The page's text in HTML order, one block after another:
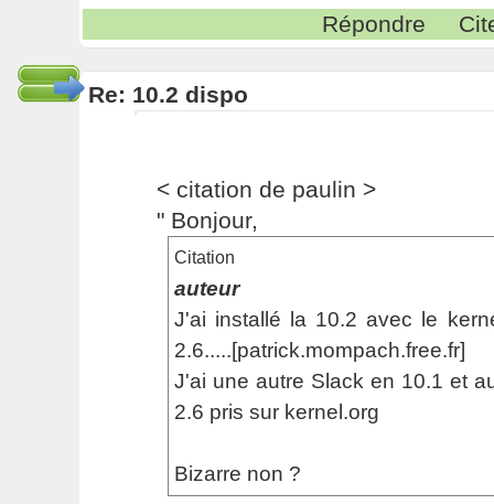
Répondre
Re: 10.2 dispo
< citation de paulin >
" Bonjour,
Citation
auteur
J'ai installé la 10.2 avec le
2.6.....[patrick.mompach.free.fr]
J'ai une autre Slack en 10.1 et
2.6 pris sur kernel.org
Bizarre non ?